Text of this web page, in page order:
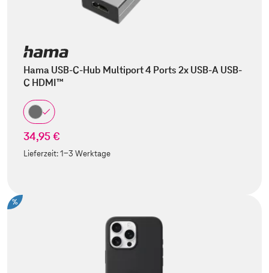
Hama USB-C-Hub Multiport 4 Ports 2x USB-A USB-
C HDMI™
34,95 €
Lieferzeit:1-3 Werktage
%